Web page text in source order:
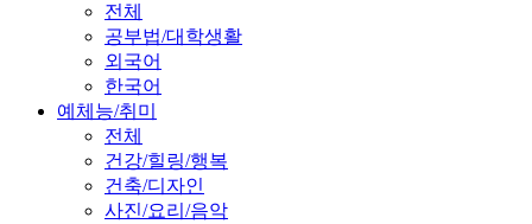
전체
공부법/대학생활
외국어
한국어
예체능/취미
전체
건강/힐링/행복
건축/디자인
사진/요리/음악